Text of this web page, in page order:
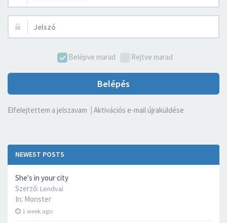
NEWEST POSTS
She's in your city
Szerző: Lendvai
In: Monster
1 week ago
Jelszó:
Belépve marad Rejtve marad
Belépés
Elfelejtettem a jelszavam Aktivációs e-mail újraküldése